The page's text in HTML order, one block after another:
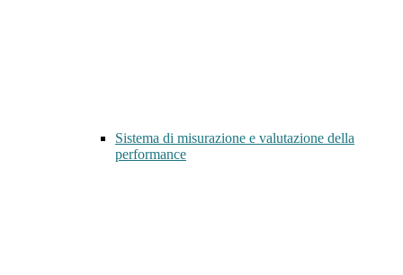
Sistema di misurazione e valutazione della
performance